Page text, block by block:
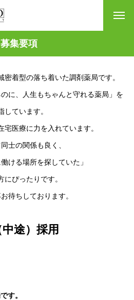
募集要項
着型の落ち着いた調剤薬局です。
に、人生もちゃんと守れる薬局」を
しています。
宅医療に力を入れています。
士の関係も良く、
ける場所を探していた」
にぴったりです。
待ちしております。
途）採用
す。